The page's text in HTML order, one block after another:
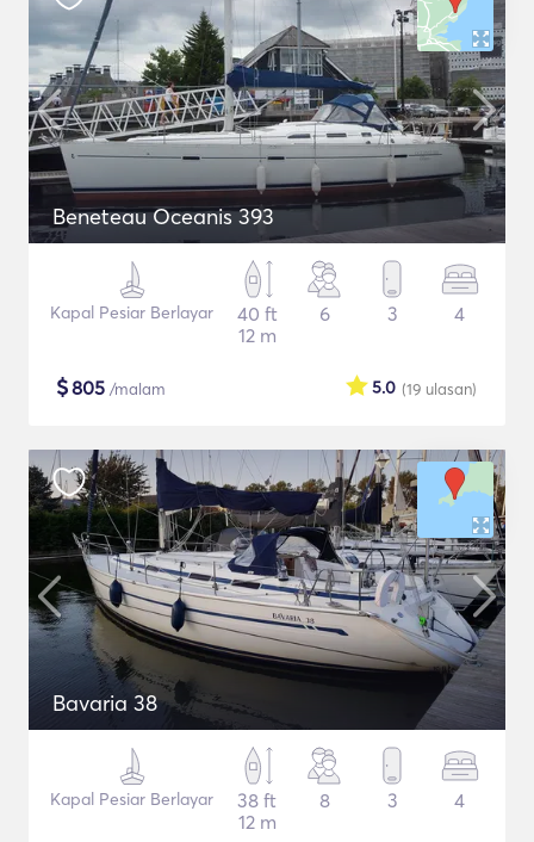
Beneteau Oceanis 393
Kapal Pesiar Berlayar
40 ft
12 m
6 3 4
$805 /malam (19 ulasan)
5.0
Bavaria 38
Kapal Pesiar Berlayar
38 ft
12 m
8 3 4